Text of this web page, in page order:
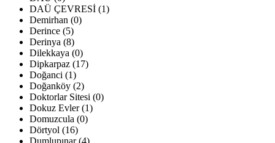
DAÜ ÇEVRESİ (1)
Demirhan (0)
Derince (5)
Derinya (8)
Dilekkaya (0)
Dipkarpaz (17)
Doğanci (1)
Doğanköy (2)
Doktorlar Sitesi (0)
Dokuz Evler (1)
Domuzcula (0)
Dörtyol (16)